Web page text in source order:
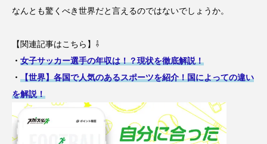
なんとも驚くべき世界だと言えるのではないでしょうか。
【関連記事はこちら】⇩
・ 女子サッカー選手の年収は！？現状を徹底解説！
・ 【世界】各国で人気のあるスポーツを紹介！国によっての違い
を解説！